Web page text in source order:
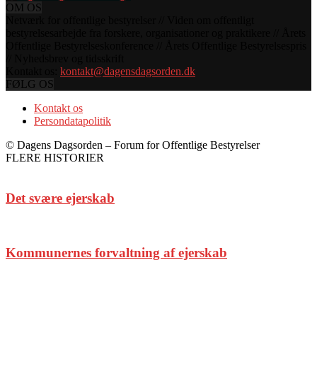
OM OS
kontakt@dagensdagsorden.dk
FØLG OS
Kontakt os
Persondatapolitik
© Dagens Dagsorden – Forum for Offentlige Bestyrelser
FLERE HISTORIER
Det svære ejerskab
Kommunernes forvaltning af ejerskab